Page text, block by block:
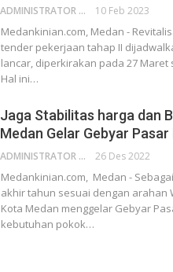
ADMINISTRATOR 10 Feb 2023
Medankinian.com, Medan -
tender pekerjaan tahap II
lancar, diperkirakan pada 27
Hal ini…
Jaga Stabilitas harga dan
Medan Gelar Gebyar
ADMINISTRATOR 26 Des 2022
Medankinian.com, Medan -
akhir tahun sesuai dengan arahan
Kota Medan menggelar Gebyar
kebutuhan pokok…